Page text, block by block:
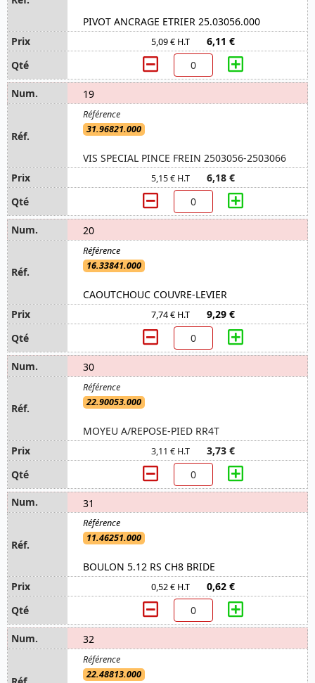
PIVOT ANCRAGE ETRIER 25.03056.000
5,09 € H.T 6,11 €
19
31.96821.000
VIS SPECIAL PINCE FREIN 2503056-2503066
5,15 € H.T 6,18 €
20
16.33841.000
CAOUTCHOUC COUVRE-LEVIER
7,74 € H.T 9,29 €
30
22.90053.000
MOYEU A/REPOSE-PIED RR4T
3,11 € H.T 3,73 €
31
11.46251.000
BOULON 5.12 RS CH8 BRIDE
0,52 € H.T 0,62 €
32
22.48813.000